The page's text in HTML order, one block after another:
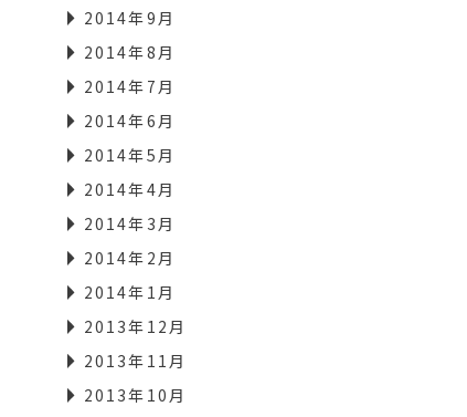
2014年9月
2014年8月
2014年7月
2014年6月
2014年5月
2014年4月
2014年3月
2014年2月
2014年1月
2013年12月
2013年11月
2013年10月